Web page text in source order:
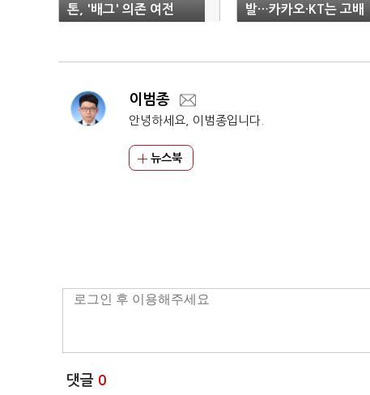
톤, '배그' 의존 여전
발…카카오·KT는 고배
이범종
안녕하세요, 이범종입니다.
뉴스북
댓글 0